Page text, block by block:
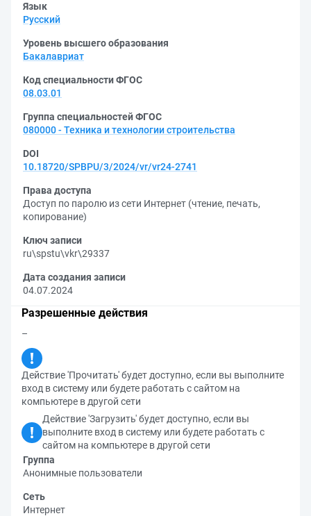
Язык
Русский
Уровень высшего образования
Бакалавриат
Код специальности ФГОС
08.03.01
Группа специальностей ФГОС
080000 - Техника и технологии строительства
DOI
10.18720/SPBPU/3/2024/vr/vr24-2741
Права доступа
Доступ по паролю из сети Интернет (чтение, печать,
копирование)
Ключ записи
ru\spstu\vkr\29337
Дата создания записи
04.07.2024
Разрешенные действия
–
Действие 'Прочитать' будет доступно, если вы выполните
вход в систему или будете работать с сайтом на
компьютере в другой сети
Действие 'Загрузить' будет доступно, если вы
выполните вход в систему или будете работать с
сайтом на компьютере в другой сети
Группа
Анонимные пользователи
Сеть
Интернет